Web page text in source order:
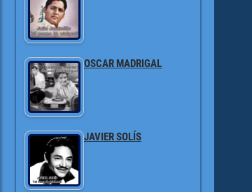
OSCAR MADRIGAL
JAVIER SOLÍS